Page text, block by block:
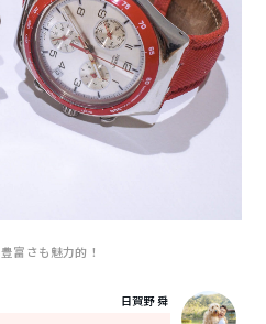
富さも魅力的！
日賀野 舜